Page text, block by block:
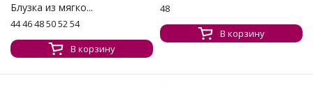
Блузка из мягко...
44 46 48 50 52 54
В корзину
48
В корзину